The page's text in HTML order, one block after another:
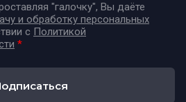
"галочку", Вы даёте
и обработку персональных
с Политикой
*